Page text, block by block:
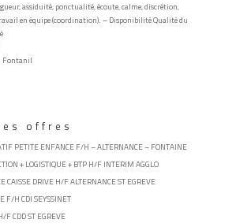
assiduité, ponctualité, écoute, calme, discrétion,
en équipe (coordination). – Disponibilité Qualité du
Fontanil
offres
PETITE ENFANCE F/H – ALTERNANCE – FONTAINE
+ LOGISTIQUE + BTP H/F INTERIM AGGLO
CAISSE DRIVE H/F ALTERNANCE ST EGREVE
F/H CDI SEYSSINET
F CDD ST EGREVE